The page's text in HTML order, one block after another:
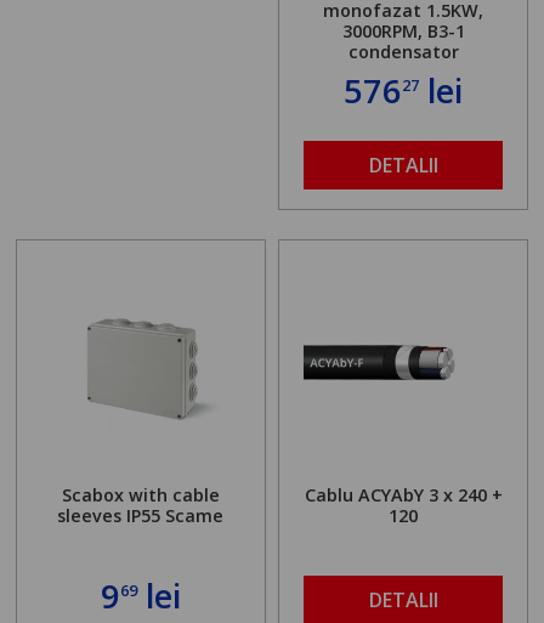
monofazat 1.5KW,
3000RPM, B3-1
condensator
57627 lei
DETALII
Scabox with cable
sleeves IP55 Scame
969lei
Cablu ACYAbY 3 x 240 +
120
DETALII